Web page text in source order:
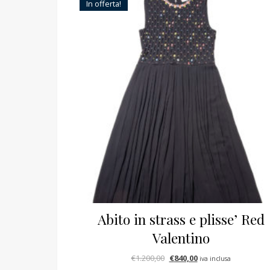
In offerta!
Abito in strass e plisse’ Red
Valentino
€1.200,00 Il prezzo originale era:
€840,00Il prezzo attuale è:
iva inclusa